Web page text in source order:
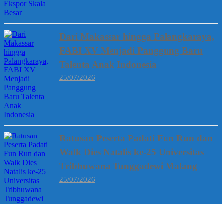
Dari Makassar hingga Palangkaraya,
FABI XV Menjadi Panggung Baru
Talenta Anak Indonesia
25/07/2026
Ratusan Peserta Padati Fun Run dan
Walk Dies Natalis ke-25 Universitas
Tribhuwana Tunggadewi Malang
25/07/2026